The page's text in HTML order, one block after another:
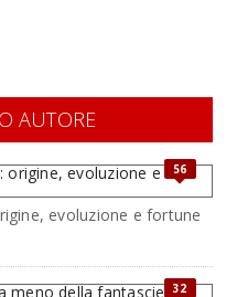
AUTORE
56
evoluzione e fortune
32